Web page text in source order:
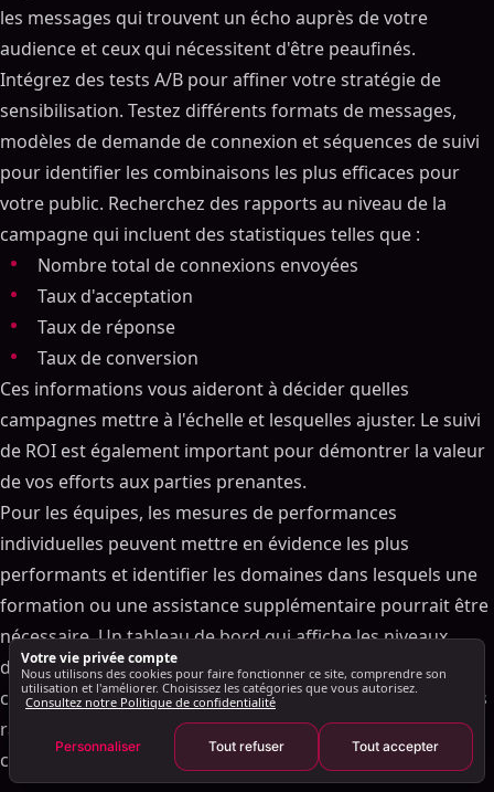
Qualification et notation des leads
Gestion unifiée de la boîte de réception et des
conversations
Séquences de suivi automatisées
Suivi et enrichissement des leads en temps réel
Liste de contrôle d'intégration et de compatibilité
Intégration CRM et automatisation des flux de
travail
LinkedIn-Intégrations spécifiques
Support de sensibilisation multicanal
Liste de contrôle de sécurité, de conformité et
d'évolutivité
LinkedIn Fonctionnalités de conformité
Évolutivité et prise en charge multi-utilisateurs
Analyses et rapports
Liste de contrôle des tarifs et de l'assistance
Prix transparentg et comparaison de plans
Support client et intégration
Conclusion et résumé final de la liste de contrôle
FAQ
Comment puis-je m'assurer qu'un outil LinkedIn AI
respecte les politiques de LinkedIn ?
Quelles fonctionnalités d'intégration dois-je
privilégier lors du choix d'un outil LinkedIn AI ?
Que dois-je prendre en compte pour garantir qu'un
outil LinkedIn AI puisse évoluer avec mon équipe ?
les messages qui trouvent un écho auprès de votre
audience et ceux qui nécessitent d'être peaufinés.
Intégrez des tests A/B pour affiner votre stratégie de
sensibilisation. Testez différents formats de messages,
modèles de demande de connexion et séquences de suivi
pour identifier les combinaisons les plus efficaces pour
votre public. Recherchez des rapports au niveau de la
campagne qui incluent des statistiques telles que :
Nombre total de connexions envoyées
Taux d'acceptation
Taux de réponse
Taux de conversion
Ces informations vous aideront à décider quelles
campagnes mettre à l'échelle et lesquelles ajuster. Le suivi
de ROI est également important pour démontrer la valeur
de vos efforts aux parties prenantes.
Pour les équipes, les mesures de performances
individuelles peuvent mettre en évidence les plus
performants et identifier les domaines dans lesquels une
formation ou une assistance supplémentaire pourrait être
nécessaire. Un tableau de bord qui affiche les niveaux
d'activité, les taux de réponse et les taux de conversion de
chaque représentant (et permet d'exporter facilement des
rapports) est particulièrement utile pour les responsables
commerciaux.
Votre vie privée compte
Nous utilisons des cookies pour faire fonctionner ce site, comprendre son
utilisation et l'améliorer. Choisissez les catégories que vous autorisez.
Consultez notre Politique de confidentialité
Personnaliser Tout refuser Tout accepter